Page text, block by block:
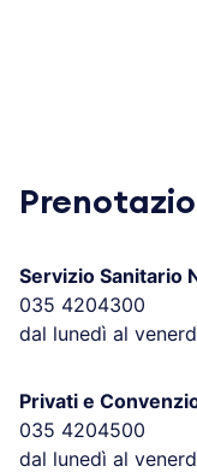
Servizio Sanitario
035 4204300
dal lunedì al
Privati e
035 4204500
dal lunedì al